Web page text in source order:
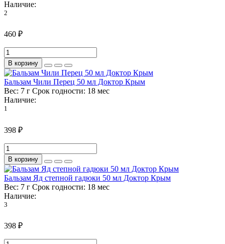
Наличие:
2
460 ₽
В корзину
Бальзам Чили Перец 50 мл Доктор Крым
Вес: 7 г Срок годности: 18 мес
Наличие:
1
398 ₽
В корзину
Бальзам Яд степной гадюки 50 мл Доктор Крым
Вес: 7 г Срок годности: 18 мес
Наличие:
3
398 ₽